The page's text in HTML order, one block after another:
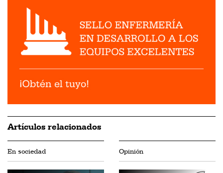
Artículos relacionados
En sociedad Opinión